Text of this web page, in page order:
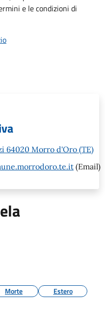
e le condizioni di
64020 Morro d'Oro (TE)
(Email)
Morte Estero